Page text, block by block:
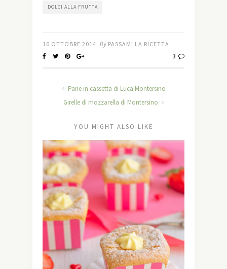
DOLCI ALLA FRUTTA
16 OTTOBRE 2014 By PASSAMI LA RICETTA
3
Pane in cassetta di Luca Montersino
Girelle di mozzarella di Montersino
YOU MIGHT ALSO LIKE